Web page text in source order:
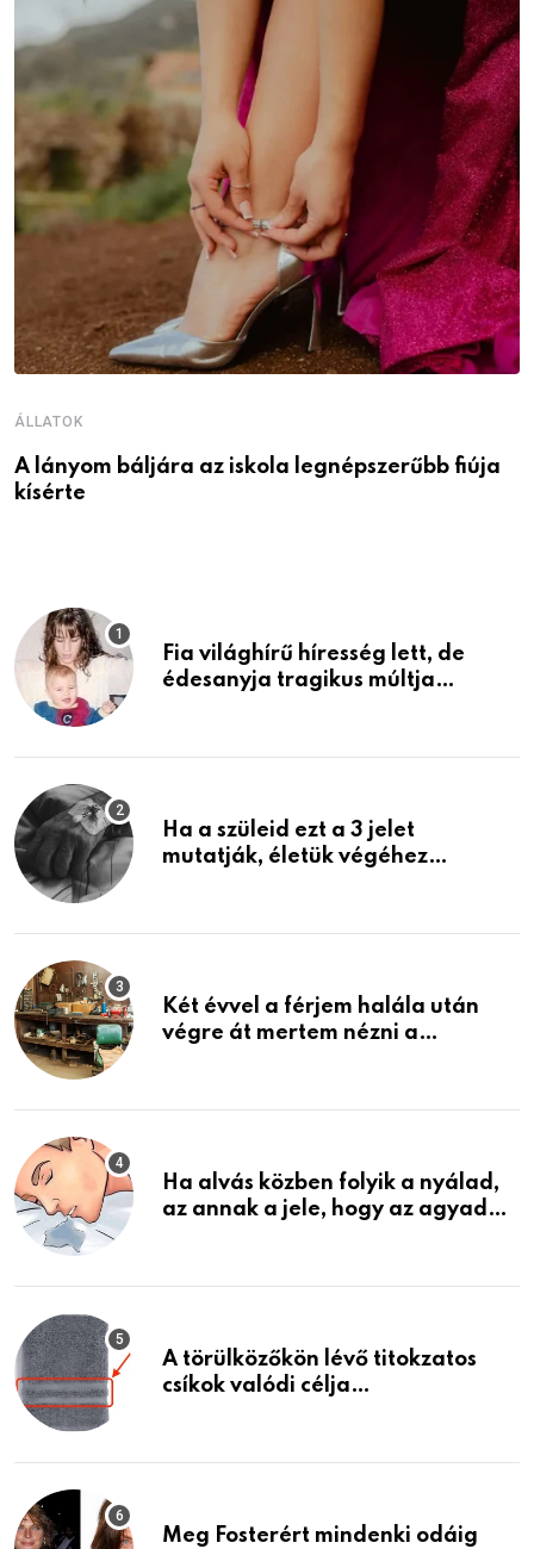
ÁLLATOK
A lányom báljára az iskola legnépszerűbb fiúja
kísérte
Fia világhírű híresség lett, de
édesanyja tragikus múltja
Ha a szüleid ezt a 3 jelet
mutatják, életük végéhez
Két évvel a férjem halála után
végre át mertem nézni a
életemet
Ha alvás közben folyik a nyálad,
az annak a jele, hogy az agyad…
A törülközőkön lévő titokzatos
csíkok valódi célja…
Meg Fosterért mindenki odáig